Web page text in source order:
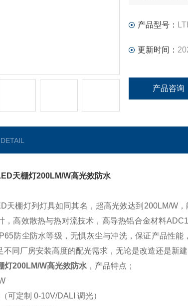
产品型号：
更新时间：
产品咨询
天棚灯200LM/W高光效防水
棚灯列灯具如同其名，超高光效达到200LM/W，
，高效散热与热对流技术，高导热铝合金材料
防尘防水等级，无惧灰尘与冲洗，保证产品性
不同厂房安装高度的配光需求，无论是改造还是新
灯200LM/W高光效防水 ，产品特点；
可定制 0-10V/DALI 调光）